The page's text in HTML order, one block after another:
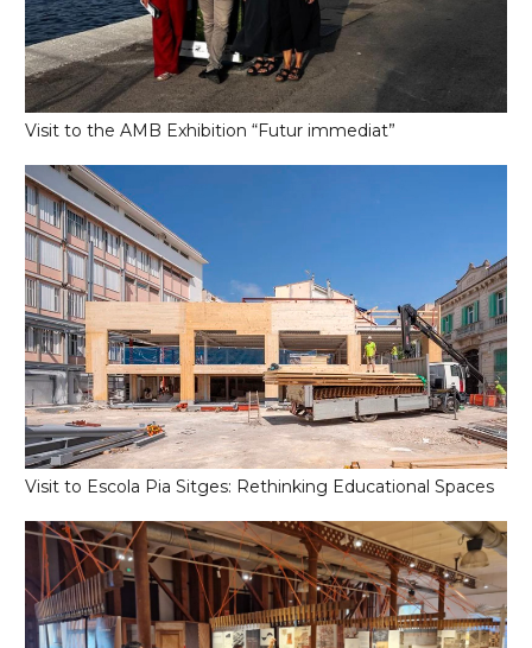
Visit to the AMB Exhibition “Futur immediat”
Visit to Escola Pia Sitges: Rethinking Educational Spaces